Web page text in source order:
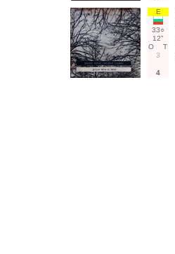
Е
33○
12"
О
Т
3
4